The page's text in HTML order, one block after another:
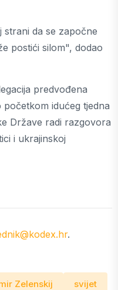
da se započne
postići silom", dodao
predvođena
idućeg tjedna
Države radi razgovora
i ukrajinskoj
.
Zelenskij svijet